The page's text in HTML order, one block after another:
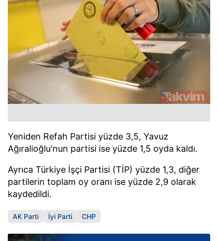
Yeniden Refah Partisi yüzde 3,5, Yavuz
Ağıralioğlu'nun partisi ise yüzde 1,5 oyda kaldı.
Ayrıca Türkiye İşçi Partisi (TİP) yüzde 1,3, diğer
partilerin toplam oy oranı ise yüzde 2,9 olarak
kaydedildi.
AK Parti İyi Parti CHP